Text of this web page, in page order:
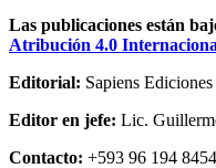
Las publicaciones están
Atribución 4.0
Editorial: Sapiens
Editor en jefe: Lic.
Contacto: +593 96 194 8454